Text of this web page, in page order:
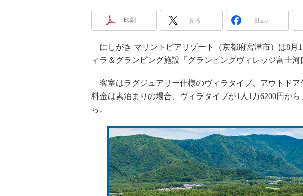
印刷 見る Share
にしがき マリントピアリゾート（京都府宮津市）は8月
ィラ＆グランピング施設「グランピングヴィレッジ富士河
客室はラグジュアリー仕様のヴィラタイプ、アウトド
料金は素泊まりの場合、ヴィラタイプが1人1万6200円か
ら。